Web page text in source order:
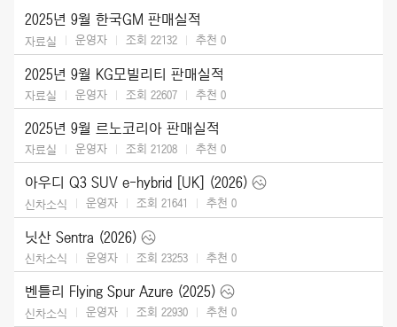
2025년 9월 한국GM 판매실적
자료실 운영자 조회 22132 추천 0
2025년 9월 KG모빌리티 판매실적
자료실 운영자 조회 22607 추천 0
2025년 9월 르노코리아 판매실적
자료실 운영자 조회 21208 추천 0
아우디 Q3 SUV e-hybrid [UK] (2026)
신차소식 운영자 조회 21641 추천 0
닛산 Sentra (2026)
신차소식 운영자 조회 23253 추천 0
벤틀리 Flying Spur Azure (2025)
신차소식 운영자 조회 22930 추천 0